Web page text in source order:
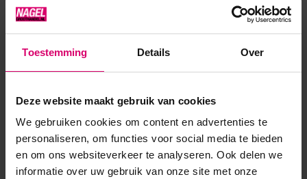
Toestemming Details Over
Deze website maakt gebruik van cookies
We gebruiken cookies om content en advertenties te
personaliseren, om functies voor social media te bieden
en om ons websiteverkeer te analyseren. Ook delen we
informatie over uw gebruik van onze site met onze
Dikke, transparante bouwgel. Ideaal voor de reverse
Vrijwel niet selfleveling.
Product specificaties
Artikelnummer 12453